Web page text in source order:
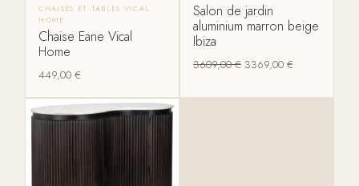
CHAISES ET TABLES VICAL
HOME
Chaise Eane Vical
Home
449,00€
Salon de jardin
aluminium marron beige
Ibiza
3609,00€ 3369,00 €